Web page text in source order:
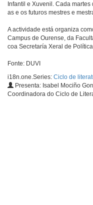
Infantil e Xuvenil. Cada
as e os futuros mestres e
A actividade está organiza
Campus de Ourense, da
coa Secretaría Xeral de
Fonte: DUVI
i18n.one.Series: Ciclo de
Presenta: Isabel Mociño
Coordinadora do Ciclo de